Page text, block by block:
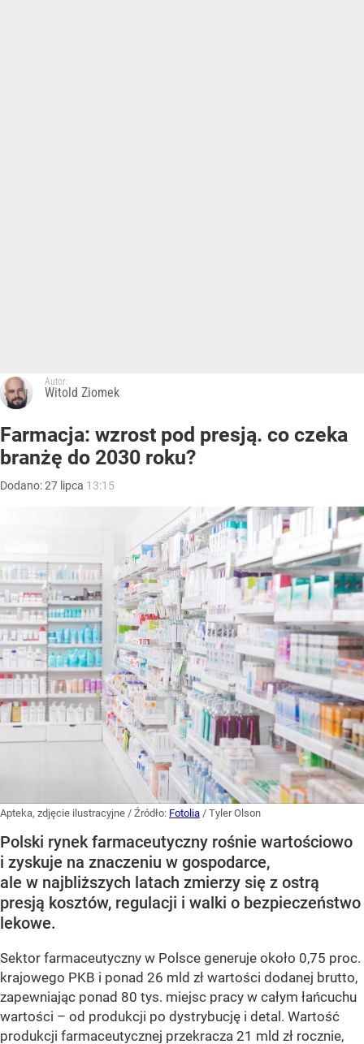
Autor:
Witold Ziomek
Farmacja: wzrost pod presją. co czeka
branżę do 2030 roku?
Dodano:27 lipca 13:15
Apteka, zdjęcie ilustracyjne / Źródło: Fotolia / Tyler Olson
Polski rynek farmaceutyczny rośnie wartościowo
i zyskuje na znaczeniu w gospodarce,
ale w najbliższych latach zmierzy się z ostrą
presją kosztów, regulacji i walki o bezpieczeństwo
lekowe.
Sektor farmaceutyczny w Polsce generuje około 0,75 proc.
krajowego PKB i ponad 26 mld zł wartości dodanej brutto,
zapewniając ponad 80 tys. miejsc pracy w całym łańcuchu
wartości – od produkcji po dystrybucję i detal. Wartość
produkcji farmaceutycznej przekracza 21 mld zł rocznie,